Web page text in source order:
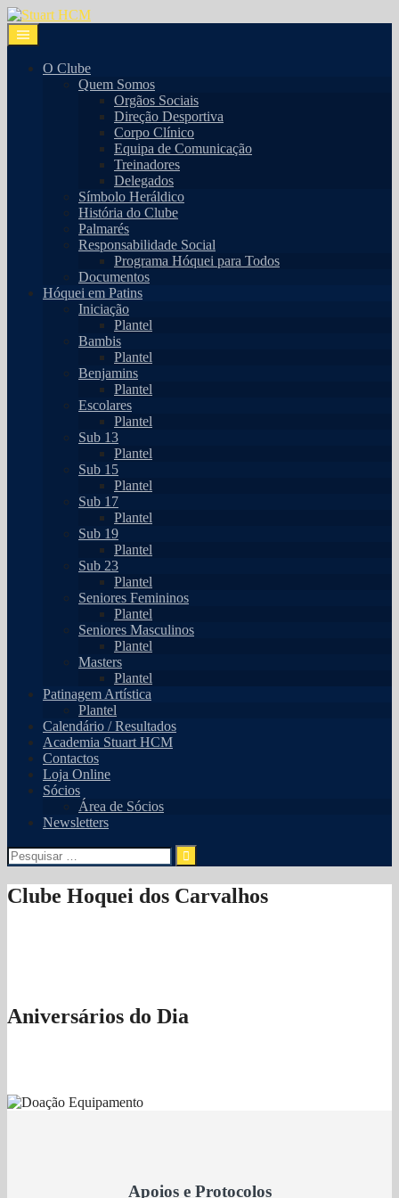
O Clube
Quem Somos
Orgãos Sociais
Direção Desportiva
Corpo Clínico
Equipa de Comunicação
Treinadores
Delegados
Símbolo Heráldico
História do Clube
Palmarés
Responsabilidade Social
Programa Hóquei para Todos
Documentos
Hóquei em Patins
Iniciação
Plantel
Bambis
Plantel
Benjamins
Plantel
Escolares
Plantel
Sub 13
Plantel
Sub 15
Plantel
Sub 17
Plantel
Sub 19
Plantel
Sub 23
Plantel
Seniores Femininos
Plantel
Seniores Masculinos
Plantel
Masters
Plantel
Patinagem Artística
Plantel
Calendário / Resultados
Academia Stuart HCM
Contactos
Loja Online
Sócios
Área de Sócios
Newsletters
Pesquisar
por:
Clube Hoquei dos Carvalhos
Aniversários do Dia
Apoios e Protocolos